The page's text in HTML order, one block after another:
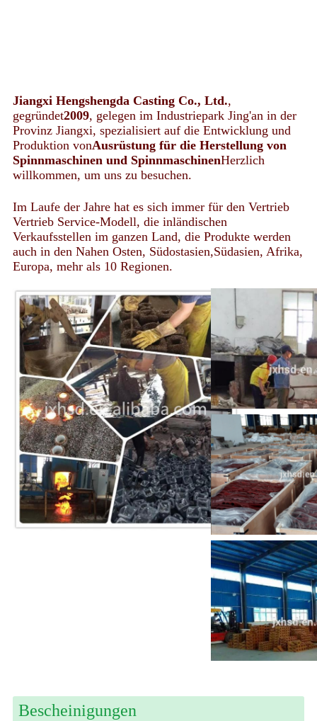
Jiangxi Hengshengda Casting Co., Ltd.,
gegründet2009, gelegen im Industriepark Jing'an in der
Provinz Jiangxi, spezialisiert auf die Entwicklung und
Produktion vonAusrüstung für die Herstellung von
Spinnmaschinen und SpinnmaschinenHerzlich
willkommen, um uns zu besuchen.
Im Laufe der Jahre hat es sich immer für den Vertrieb
Vertrieb Service-Modell, die inländischen
Verkaufsstellen im ganzen Land, die Produkte werden
auch in den Nahen Osten, Südostasien,Südasien, Afrika,
Europa, mehr als 10 Regionen.
Bescheinigungen